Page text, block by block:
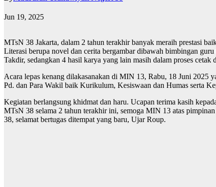
Jun 19, 2025
MTsN 38 Jakarta, dalam 2 tahun terakhir banyak meraih prestasi
Literasi berupa novel dan cerita bergambar dibawah bimbingan
Takdir, sedangkan 4 hasil karya yang lain masih dalam proses cetak
Acara lepas kenang dilakasanakan di MIN 13, Rabu, 18 Juni
Pd. dan Para Wakil baik Kurikulum, Kesiswaan dan Humas serta
Kegiatan berlangsung khidmat dan haru. Ucapan terima kasih
MTsN 38 selama 2 tahun terakhir ini, semoga MIN 13 atas
38, selamat bertugas ditempat yang baru, Ujar Roup.